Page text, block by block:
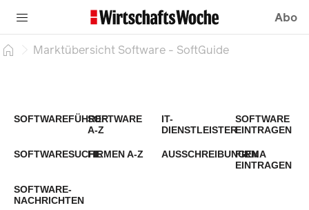
Abo
Marktübersicht Software - SoftGuide
SOFTWAREFÜHRERSOFTWARE
A-Z
IT-
DIENSTLEISTER
SOFTWARE
EINTRAGEN
SOFTWARESUCHEFIRMEN A-Z AUSSCHREIBUNGEN
FIRMA
EINTRAGEN
SOFTWARE-
NACHRICHTEN